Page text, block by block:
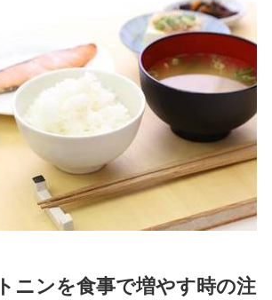
ニンを食事で増やす時の注